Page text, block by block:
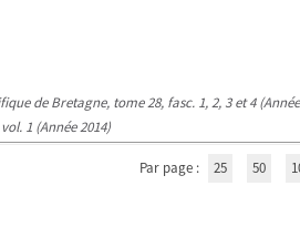
de Bretagne, tome 28, fasc. 1, 2, 3 et 4
1 (Année 2014)
Par page : 25 50